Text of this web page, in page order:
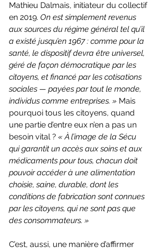
Mathieu Dalmais, initiateur du collectif
en 2019. On est simplement revenus
aux sources du régime général tel qu’il
a existé jusqu’en 1967 : comme pour la
santé, le dispositif devra être universel,
géré de façon démocratique par les
citoyens, et financé par les cotisations
sociales — payées par tout le monde,
individus comme entreprises. » Mais
pourquoi tous les citoyens, quand
une partie d’entre eux n’en a pas un
besoin vital ? « À l’image de la Sécu
qui garantit un accès aux soins et aux
médicaments pour tous, chacun doit
pouvoir accéder à une alimentation
choisie, saine, durable, dont les
conditions de fabrication sont connues
par les citoyens, qui ne sont pas que
des consommateurs. »
C’est, aussi, une manière d’affirmer